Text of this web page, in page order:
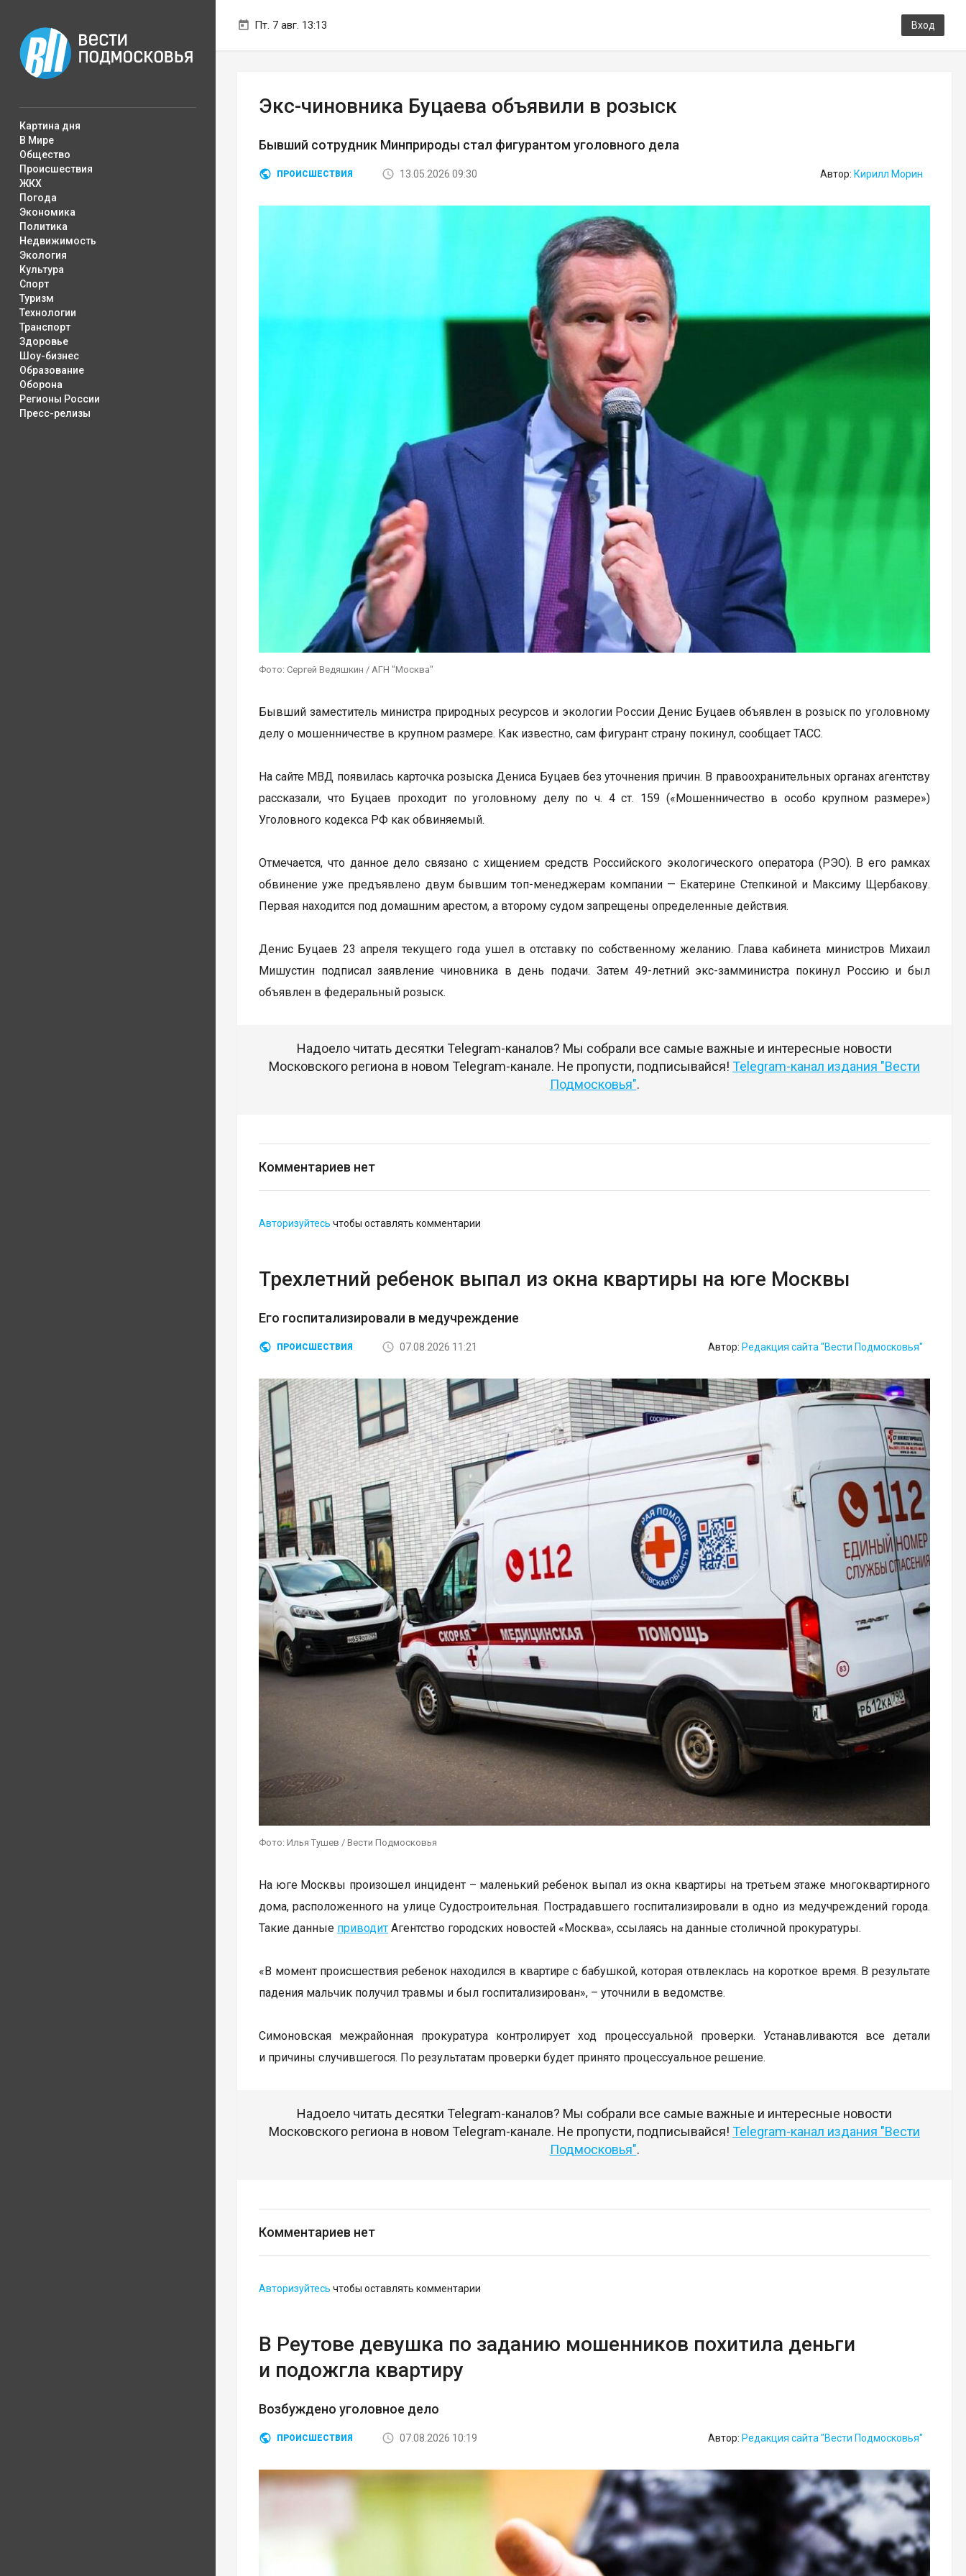
Пт. 7 авг. 13:13 Вход
Картина дня
В Мире
Общество
Происшествия
ЖКХ
Погода
Экономика
Политика
Недвижимость
Экология
Культура
Спорт
Туризм
Технологии
Транспорт
Здоровье
Шоу-бизнес
Образование
Оборона
Регионы России
Пресс-релизы
Экс-чиновника Буцаева объявили в розыск
Бывший сотрудник Минприроды стал фигурантом уголовного дела
ПРОИСШЕСТВИЯ 13.05.2026 09:30 Автор: Кирилл Морин
Фото: Сергей Ведяшкин / АГН "Москва"
Бывший заместитель министра природных ресурсов и экологии России Денис Буцаев объявлен в розыск по уголовному
делу о мошенничестве в крупном размере. Как известно, сам фигурант страну покинул, сообщает ТАСС.
На сайте МВД появилась карточка розыска Дениса Буцаев без уточнения причин. В правоохранительных органах агентству
рассказали, что Буцаев проходит по уголовному делу по ч. 4 ст. 159 («Мошенничество в особо крупном размере»)
Уголовного кодекса РФ как обвиняемый.
Отмечается, что данное дело связано с хищением средств Российского экологического оператора (РЭО). В его рамках
обвинение уже предъявлено двум бывшим топ-менеджерам компании — Екатерине Степкиной и Максиму Щербакову.
Первая находится под домашним арестом, а второму судом запрещены определенные действия.
Денис Буцаев 23 апреля текущего года ушел в отставку по собственному желанию. Глава кабинета министров Михаил
Мишустин подписал заявление чиновника в день подачи. Затем 49-летний экс-замминистра покинул Россию и был
объявлен в федеральный розыск.
Надоело читать десятки Telegram-каналов? Мы собрали все самые важные и интересные новости
Московского региона в новом Telegram-канале. Не пропусти, подписывайся! Telegram-канал издания "Вести
Подмосковья".
Комментариев нет
Авторизуйтесь чтобы оставлять комментарии
Трехлетний ребенок выпал из окна квартиры на юге Москвы
Его госпитализировали в медучреждение
ПРОИСШЕСТВИЯ 07.08.2026 11:21 Автор: Редакция сайта "Вести Подмосковья"
Фото: Илья Тушев / Вести Подмосковья
На юге Москвы произошел инцидент – маленький ребенок выпал из окна квартиры на третьем этаже многоквартирного
дома, расположенного на улице Судостроительная. Пострадавшего госпитализировали в одно из медучреждений города.
Такие данные приводит Агентство городских новостей «Москва», ссылаясь на данные столичной прокуратуры.
«В момент происшествия ребенок находился в квартире с бабушкой, которая отвлеклась на короткое время. В результате
падения мальчик получил травмы и был госпитализирован», – уточнили в ведомстве.
Симоновская межрайонная прокуратура контролирует ход процессуальной проверки. Устанавливаются все детали
и причины случившегося. По результатам проверки будет принято процессуальное решение.
Надоело читать десятки Telegram-каналов? Мы собрали все самые важные и интересные новости
Московского региона в новом Telegram-канале. Не пропусти, подписывайся! Telegram-канал издания "Вести
Подмосковья".
Комментариев нет
Авторизуйтесь чтобы оставлять комментарии
В Реутове девушка по заданию мошенников похитила деньги
и подожгла квартиру
Возбуждено уголовное дело
ПРОИСШЕСТВИЯ 07.08.2026 10:19 Автор: Редакция сайта "Вести Подмосковья"